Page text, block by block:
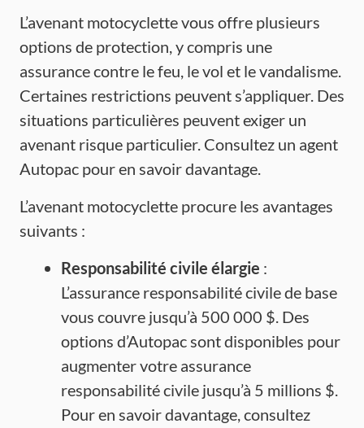
L’avenant motocyclette vous offre plusieurs
options de protection, y compris une
assurance contre le feu, le vol et le vandalisme.
Certaines restrictions peuvent s’appliquer. Des
situations particulières peuvent exiger un
avenant risque particulier. Consultez un agent
Autopac pour en savoir davantage.
L’avenant motocyclette procure les avantages
suivants :
Responsabilité civile élargie :
L’assurance responsabilité civile de base
vous couvre jusqu’à 500 000 $. Des
options d’Autopac sont disponibles pour
augmenter votre assurance
responsabilité civile jusqu’à 5 millions $.
Pour en savoir davantage, consultez